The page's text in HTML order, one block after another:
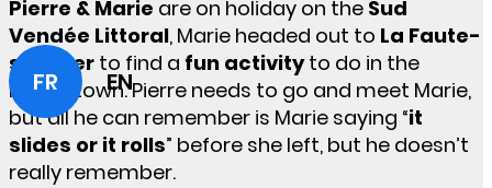
FR EN
Pierre & Marie are on holiday on the Sud
Vendée Littoral, Marie headed out to La Faute-
sur-Mer to find a fun activityto do in the
resort town. Pierre needs to go and meet Marie,
but all he can remember is Marie saying “it
slides or it rolls” before she left, but he doesn’t
really remember.